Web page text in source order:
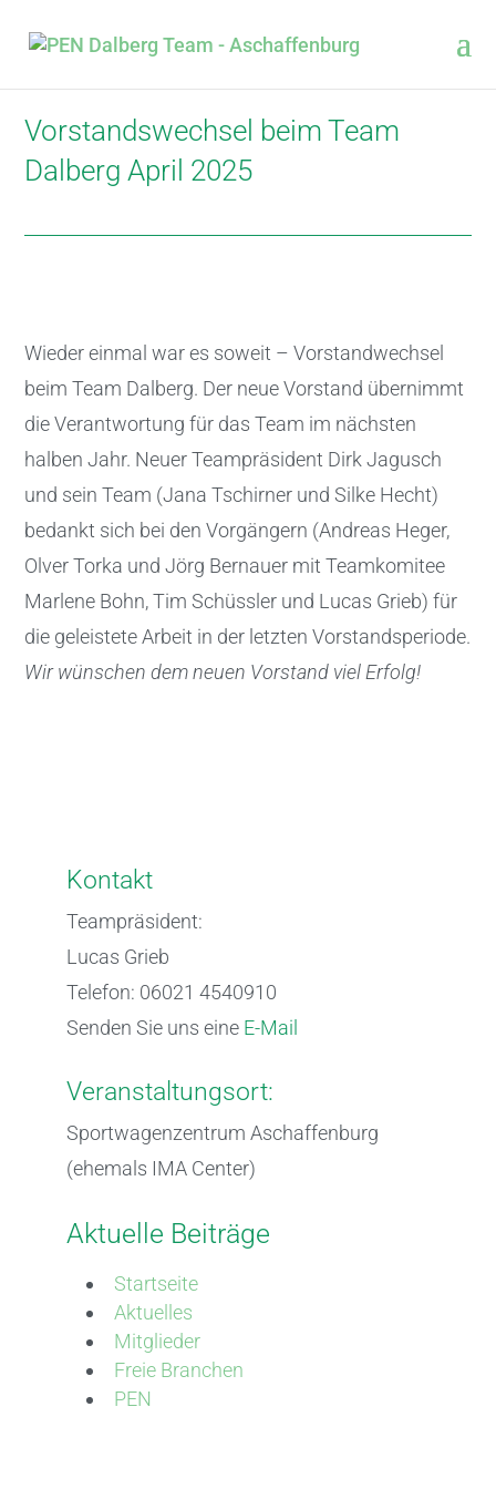
Vorstandswechsel beim Team
Dalberg April 2025
Wieder einmal war es soweit – Vorstandwechsel
beim Team Dalberg. Der neue Vorstand übernimmt
die Verantwortung für das Team im nächsten
halben Jahr. Neuer Teampräsident Dirk Jagusch
und sein Team (Jana Tschirner und Silke Hecht)
bedankt sich bei den Vorgängern (Andreas Heger,
Olver Torka und Jörg Bernauer mit Teamkomitee
Marlene Bohn, Tim Schüssler und Lucas Grieb) für
die geleistete Arbeit in der letzten Vorstandsperiode.
Wir wünschen dem neuen Vorstand viel Erfolg!
Kontakt
Teampräsident:
Lucas Grieb
Telefon: 06021 4540910
Senden Sie uns eine E-Mail
Veranstaltungsort:
Sportwagenzentrum Aschaffenburg
(ehemals IMA Center)
Aktuelle Beiträge
Startseite
Aktuelles
Mitglieder
Freie Branchen
PEN